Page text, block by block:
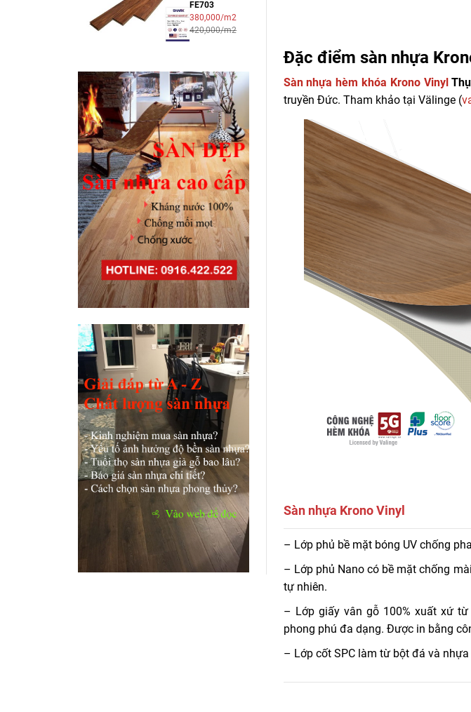
FE703
380,000/m2
420,000/m2
Đặc điểm sàn nhựa
Sàn nhựa hèm khóa Krono Vinyl
truyền Đức. Tham khảo tại Välinge (
Sàn nhựa Krono Vinyl
Sàn nhựa hèm khóa Krono Vinyl Thụy
– Lớp phủ bề mặt bóng UV chống
– Lớp phủ Nano có bề mặt chống
tự nhiên.
– Lớp giấy vân gỗ 100% xuất xứ
phong phú đa dạng. Được in bằng
– Lớp cốt SPC làm từ bột đá và
cong vênh co ngót trước mọi khí hậu
– Lớp đáy nhựa PVC bền vững giúp